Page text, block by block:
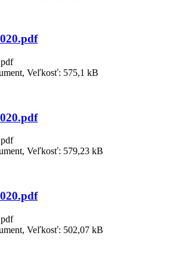
Veľkosť: 575,1 kB
Veľkosť: 579,23 kB
Veľkosť: 502,07 kB